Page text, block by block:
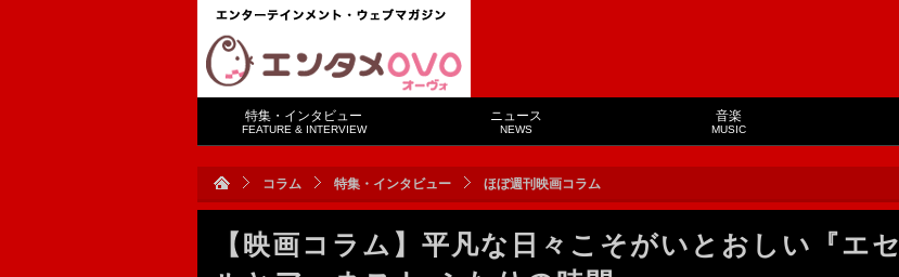
特集・インタビュー
FEATURE & INTERVIEW
ニュース
NEWS
音楽
MUSIC
コラム 特集・インタビュー ほぼ週刊映画コラム
【映画コラム】平凡な日々こそがいとおしい『エセ